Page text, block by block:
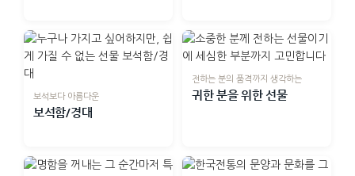
보석보다 아름다운
보석함/경대
전하는 분의 품격까지 생각하는
귀한 분을 위한 선물